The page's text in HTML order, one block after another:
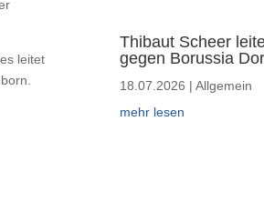
leitet
Thibaut Scheer
gegen Borussia
18.07.2026 |Allgemein
mehr lesen